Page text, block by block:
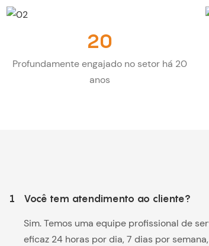
20
Profundamente engajado no setor há 20
anos
1 Você tem atendimento ao cliente?
Sim. Temos uma equipe profissional de
eficaz 24 horas por dia, 7 dias por